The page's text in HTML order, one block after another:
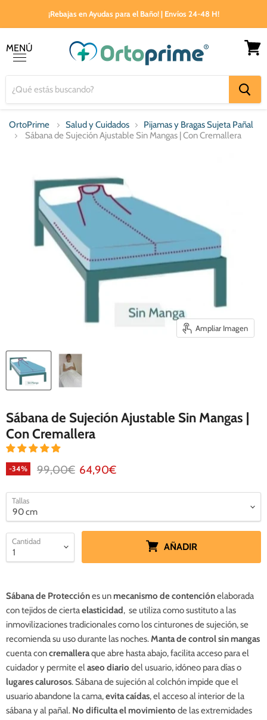
¡Rebajas en Ayudas para el Baño! | Envíos 24-48 H!
MENÚ
OrtoPrime Salud y Cuidados
Pijamas y Bragas Sujeta Pañal
Sábana de Sujeción Ajustable Sin Mangas | Con Cremallera
Ampliar Imagen
Sábana de Sujeción Ajustable Sin Mangas |
Con Cremallera
-34% Precio original
99,00€ Precio actual
64,90€
Tallas
Cantidad
AÑADIR
Sábana de Protecciónes un mecanismo de contenciónelaborada
con tejidosde ciertaelasticidad, se utiliza como sustituto a las
inmovilizaciones tradicionales como los cinturones de sujeción, se
recomienda su uso durante las noches.Manta de control sin mangas
cuenta concremalleraque abre hasta abajo, facilita acceso para el
cuidador y permite elaseo diario del usuario, idóneo para días o
lugares calurosos. Sábana de sujeción al colchón impide que el
usuario abandone la cama,evita caídas,el acceso al interior de la
sábana y al pañal. No dificulta el movimiento de las extremidades